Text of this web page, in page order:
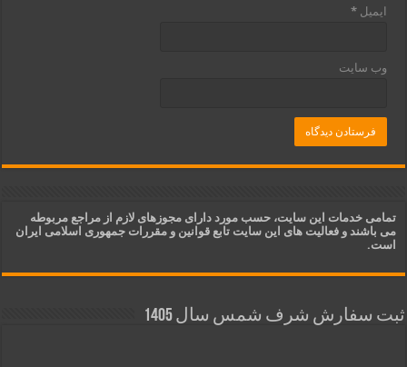
ایمیل*
وب‌ سایت
تمامی خدمات این سایت، حسب مورد دارای مجوزهای لازم از مراجع مربوطه
می باشند و فعالیت های این سایت تابع قوانین و مقررات جمهوری اسلامی ایران
است.
ثبت سفارش شرف شمس سال 1405